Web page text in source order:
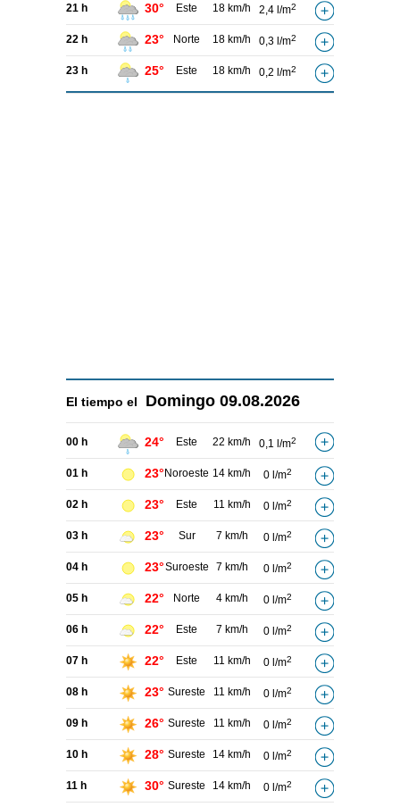
21 h 30° Este 18 km/h 2,4 l/m2
22 h 23° Norte 18 km/h 0,3 l/m2
23 h 25° Este 18 km/h 0,2 l/m2
El tiempo el Domingo 09.08.2026
00 h 24° Este 22 km/h 0,1 l/m2
01 h 23° Noroeste 14 km/h 0 l/m2
02 h 23° Este 11 km/h 0 l/m2
03 h 23° Sur 7 km/h 0 l/m2
04 h 23°Suroeste 7 km/h 0 l/m2
05 h 22° Norte 4 km/h 0 l/m2
06 h 22° Este 7 km/h 0 l/m2
07 h 22° Este 11 km/h 0 l/m2
08 h 23° Sureste 11 km/h 0 l/m2
09 h 26° Sureste 11 km/h 0 l/m2
10 h 28° Sureste 14 km/h 0 l/m2
11 h 30° Sureste 14 km/h 0 l/m2